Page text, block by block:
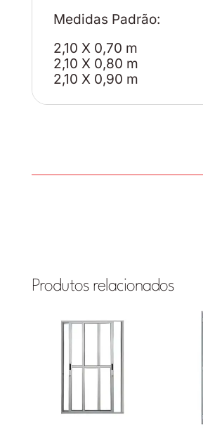
Medidas Padrão:
2,10 X 0,70 m
2,10 X 0,80 m
2,10 X 0,90 m
Produtos relacionados